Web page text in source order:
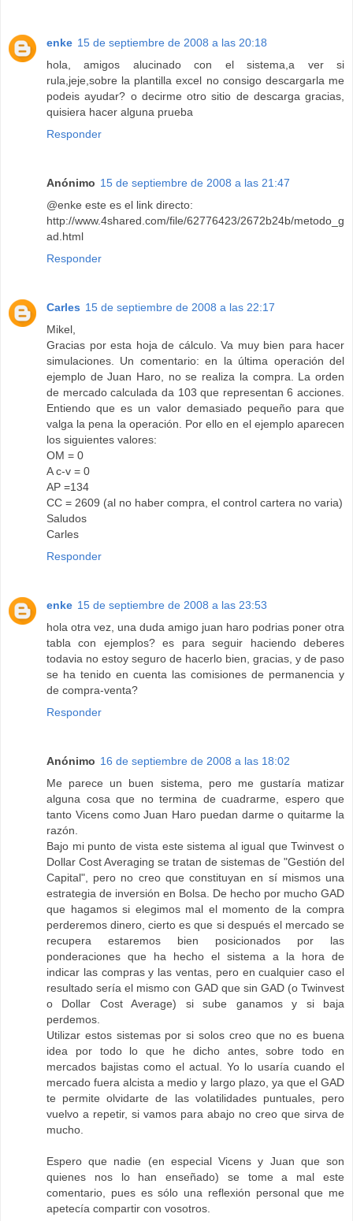
enke 15 de septiembre de 2008 a las 20:18
hola, amigos alucinado con el sistema,a ver si
rula,jeje,sobre la plantilla excel no consigo descargarla me
podeis ayudar? o decirme otro sitio de descarga gracias,
quisiera hacer alguna prueba
Responder
Anónimo 15 de septiembre de 2008 a las 21:47
@enke este es el link directo:
http://www.4shared.com/file/62776423/2672b24b/metodo_g
ad.html
Responder
Carles 15 de septiembre de 2008 a las 22:17
Mikel,
Gracias por esta hoja de cálculo. Va muy bien para hacer
simulaciones. Un comentario: en la última operación del
ejemplo de Juan Haro, no se realiza la compra. La orden
de mercado calculada da 103 que representan 6 acciones.
Entiendo que es un valor demasiado pequeño para que
valga la pena la operación. Por ello en el ejemplo aparecen
los siguientes valores:
OM = 0
A c-v = 0
AP =134
CC = 2609 (al no haber compra, el control cartera no varia)
Saludos
Carles
Responder
enke 15 de septiembre de 2008 a las 23:53
hola otra vez, una duda amigo juan haro podrias poner otra
tabla con ejemplos? es para seguir haciendo deberes
todavia no estoy seguro de hacerlo bien, gracias, y de paso
se ha tenido en cuenta las comisiones de permanencia y
de compra-venta?
Responder
Anónimo 16 de septiembre de 2008 a las 18:02
Me parece un buen sistema, pero me gustaría matizar
alguna cosa que no termina de cuadrarme, espero que
tanto Vicens como Juan Haro puedan darme o quitarme la
razón.
Bajo mi punto de vista este sistema al igual que Twinvest o
Dollar Cost Averaging se tratan de sistemas de "Gestión del
Capital", pero no creo que constituyan en sí mismos una
estrategia de inversión en Bolsa. De hecho por mucho GAD
que hagamos si elegimos mal el momento de la compra
perderemos dinero, cierto es que si después el mercado se
recupera estaremos bien posicionados por las
ponderaciones que ha hecho el sistema a la hora de
indicar las compras y las ventas, pero en cualquier caso el
resultado sería el mismo con GAD que sin GAD (o Twinvest
o Dollar Cost Average) si sube ganamos y si baja
perdemos.
Utilizar estos sistemas por si solos creo que no es buena
idea por todo lo que he dicho antes, sobre todo en
mercados bajistas como el actual. Yo lo usaría cuando el
mercado fuera alcista a medio y largo plazo, ya que el GAD
te permite olvidarte de las volatilidades puntuales, pero
vuelvo a repetir, si vamos para abajo no creo que sirva de
mucho.
Espero que nadie (en especial Vicens y Juan que son
quienes nos lo han enseñado) se tome a mal este
comentario, pues es sólo una reflexión personal que me
apetecía compartir con vosotros.